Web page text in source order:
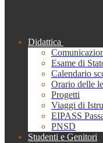
Didattica
Esame di
Calendario
Orario delle
Progetti
Viaggi di
EIPASS
PNSD
Studenti e Genitori